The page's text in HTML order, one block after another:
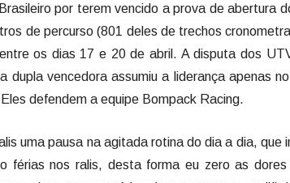
por terem vencido a prova de abertura
de percurso (801 deles de trechos
os dias 17 e 20 de abril. A disputa dos
vencedora assumiu a liderança apenas
defendem a equipe Bompack Racing.
uma pausa na agitada rotina do dia a dia, que
férias nos ralis, desta forma eu zero as